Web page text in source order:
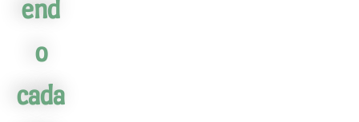
end
o
cada